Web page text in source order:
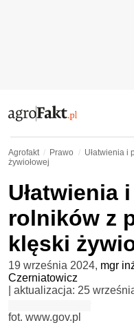
Agrofakt Prawo
Ułatwienia i
żywiołowej
Ułatwienia
rolników z
klęski
19 września 2024, mgr
Czerniatowicz
| aktualizacja: 25
fot. www.gov.pl